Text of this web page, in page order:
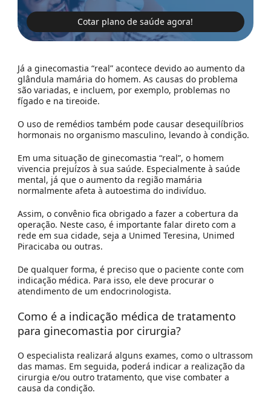
Cotar plano de saúde agora!
Já a ginecomastia “real” acontece devido ao aumento da
glândula mamária do homem. As causas do problema
são variadas, e incluem, por exemplo, problemas no
fígado e na tireoide.
O uso de remédios também pode causar desequilíbrios
hormonais no organismo masculino, levando à condição.
Em uma situação de ginecomastia “real”, o homem
vivencia prejuízos à sua saúde. Especialmente à saúde
mental, já que o aumento da região mamária
normalmente afeta à autoestima do indivíduo.
Assim, o convênio fica obrigado a fazer a cobertura da
operação. Neste caso, é importante falar direto com a
rede em sua cidade, seja a Unimed Teresina, Unimed
Piracicaba ou outras.
De qualquer forma, é preciso que o paciente conte com
indicação médica. Para isso, ele deve procurar o
atendimento de um endocrinologista.
Como é a indicação médica de tratamento
para ginecomastia por cirurgia?
O especialista realizará alguns exames, como o ultrassom
das mamas. Em seguida, poderá indicar a realização da
cirurgia e/ou outro tratamento, que vise combater a
causa da condição.